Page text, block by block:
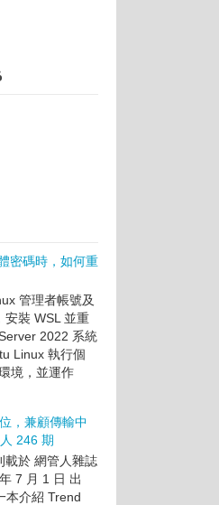
密碼時，如何重
管理者帳號及
安裝 WSL 並重
2022 系統
Linux 執行個
境，並運作
，兼顧傳輸中
246 期
載於 網管人雜誌
7 月 1 日 出
本介紹 Trend